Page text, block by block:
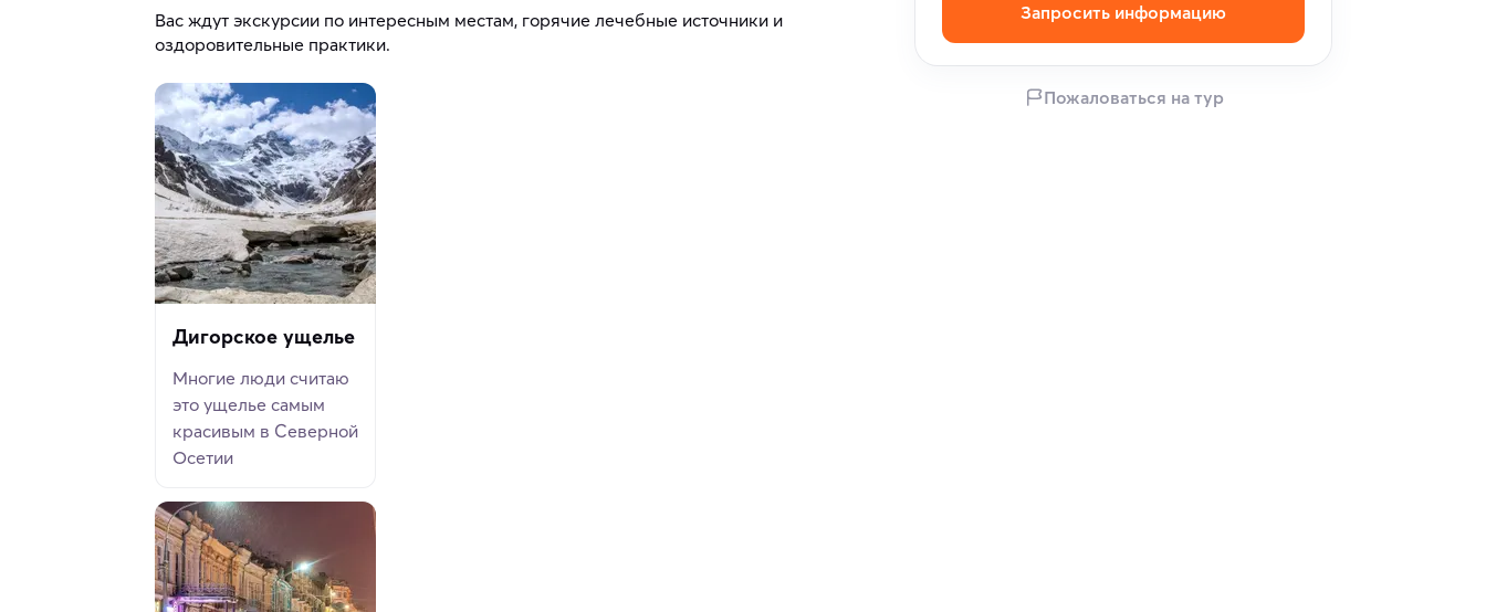
Вас ждут экскурсии по интересным местам, горячие лечебные источники и
оздоровительные практики.
Дигорское ущелье
Многие люди считаю
это ущелье самым
красивым в Северной
Осетии
Запросить информацию
Пожаловаться на тур